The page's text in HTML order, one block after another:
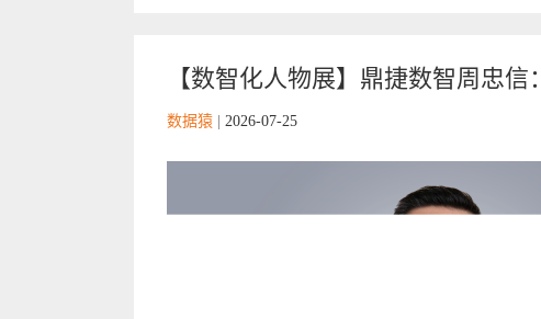
【数智化人物展】鼎捷数智周忠信：
数据猿 2026-07-25